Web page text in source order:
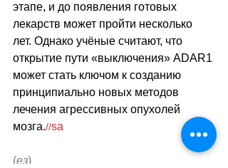
этапе, и до появления готовых
лекарств может пройти несколько
лет. Однако учёные считают, что
открытие пути «выключения» ADAR1
может стать ключом к созданию
принципиально новых методов
лечения агрессивных опухолей
мозга.//sa
(ез)